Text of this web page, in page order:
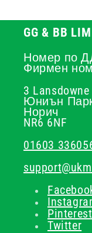
GG & BB
Номер по
Фирмен
3 Lansdowne
Юниън
Норич
NR6 6NF
01603
Pinterest
Twitter